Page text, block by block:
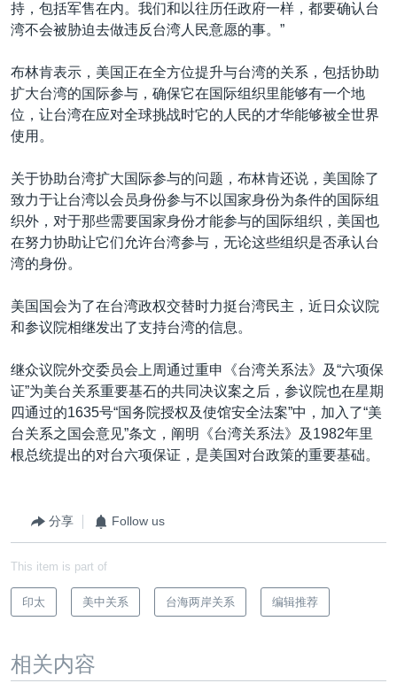
持，包括军售在内。我们和以往历任政府一样，都要确认台
湾不会被胁迫去做违反台湾人民意愿的事。”
布林肯表示，美国正在全方位提升与台湾的关系，包括协助
扩大台湾的国际参与，确保它在国际组织里能够有一个地
位，让台湾在应对全球挑战时它的人民的才华能够被全世界
使用。
关于协助台湾扩大国际参与的问题，布林肯还说，美国除了
致力于让台湾以会员身份参与不以国家身份为条件的国际组
织外，对于那些需要国家身份才能参与的国际组织，美国也
在努力协助让它们允许台湾参与，无论这些组织是否承认台
湾的身份。
美国国会为了在台湾政权交替时力挺台湾民主，近日众议院
和参议院相继发出了支持台湾的信息。
继众议院外交委员会上周通过重申《台湾关系法》及“六项保
证”为美台关系重要基石的共同决议案之后，参议院也在星期
四通过的1635号“国务院授权及使馆安全法案”中，加入了“美
台关系之国会意见”条文，阐明《台湾关系法》及1982年里
根总统提出的对台六项保证，是美国对台政策的重要基础。
分享 Follow us
This item is part of
印太 美中关系 台海两岸关系 编辑推荐
相关内容